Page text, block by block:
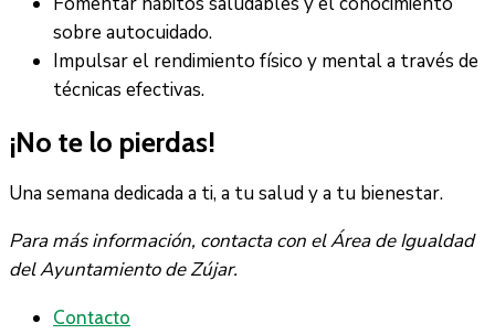
sobre autocuidado.
Impulsar el rendimiento físico y mental a través de
técnicas efectivas.
¡No te lo pierdas!
Una semana dedicada a ti, a tu salud y a tu bienestar.
Para más información, contacta con el Área de Igualdad
del Ayuntamiento de Zújar.
Contacto